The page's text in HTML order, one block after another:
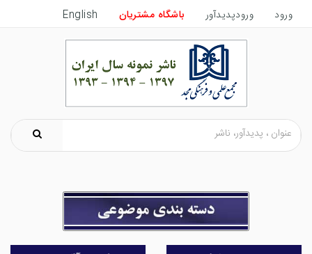
ورود ورودپدیدآور باشگاه مشتریان English